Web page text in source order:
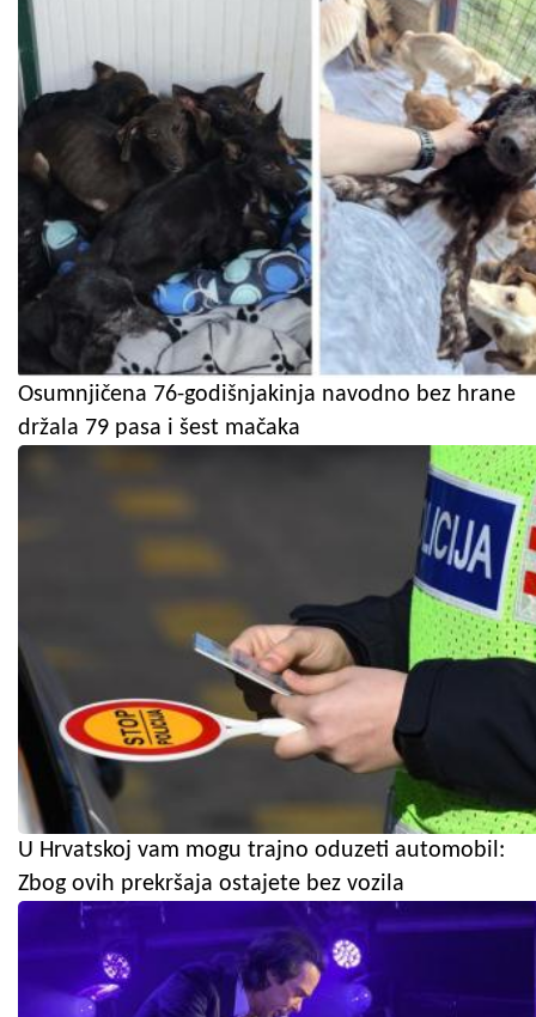
Osumnjičena 76-godišnjakinja navodno bez hrane
držala 79 pasa i šest mačaka
U Hrvatskoj vam mogu trajno oduzeti automobil:
Zbog ovih prekršaja ostajete bez vozila